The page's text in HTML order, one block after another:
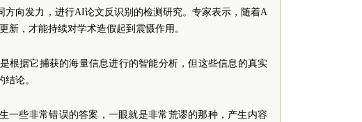
方向发力，进行AI论文反识别的检测研究。专家表示，随着A
新，才能持续对学术造假起到震慑作用。
根据它捕获的海量信息进行的智能分析，但这些信息的真实
论。
一些非常错误的答案，一眼就是非常荒谬的那种，产生内容